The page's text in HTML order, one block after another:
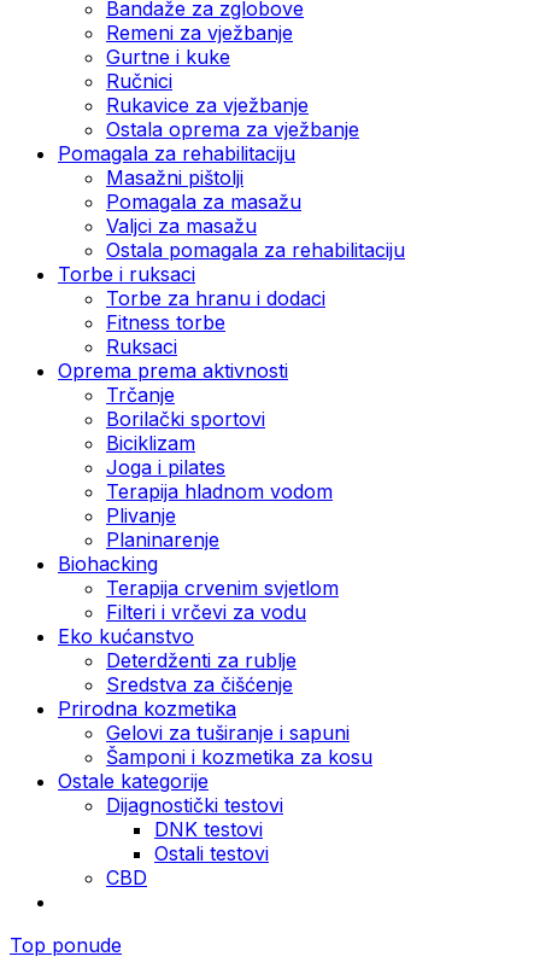
Bandaže za zglobove
Remeni za vježbanje
Gurtne i kuke
Ručnici
Rukavice za vježbanje
Ostala oprema za vježbanje
Pomagala za rehabilitaciju
Masažni pištolji
Pomagala za masažu
Valjci za masažu
Ostala pomagala za rehabilitaciju
Torbe i ruksaci
Torbe za hranu i dodaci
Fitness torbe
Ruksaci
Oprema prema aktivnosti
Trčanje
Borilački sportovi
Biciklizam
Joga i pilates
Terapija hladnom vodom
Plivanje
Planinarenje
Biohacking
Terapija crvenim svjetlom
Filteri i vrčevi za vodu
Eko kućanstvo
Deterdženti za rublje
Sredstva za čišćenje
Prirodna kozmetika
Gelovi za tuširanje i sapuni
Šamponi i kozmetika za kosu
Ostale kategorije
Dijagnostički testovi
DNK testovi
Ostali testovi
CBD
Top ponude